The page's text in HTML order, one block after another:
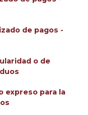
de pagos -
o de
expreso para la